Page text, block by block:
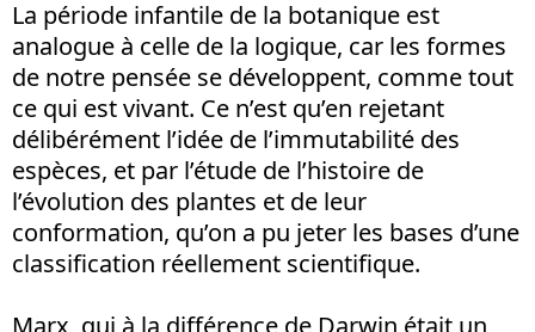
La période infantile de la botanique est
analogue à celle de la logique, car les formes
de notre pensée se développent, comme tout
ce qui est vivant. Ce n’est qu’en rejetant
délibérément l’idée de l’immutabilité des
espèces, et par l’étude de l’histoire de
l’évolution des plantes et de leur
conformation, qu’on a pu jeter les bases d’une
classification réellement scientifique.
Marx, qui à la différence de Darwin était un